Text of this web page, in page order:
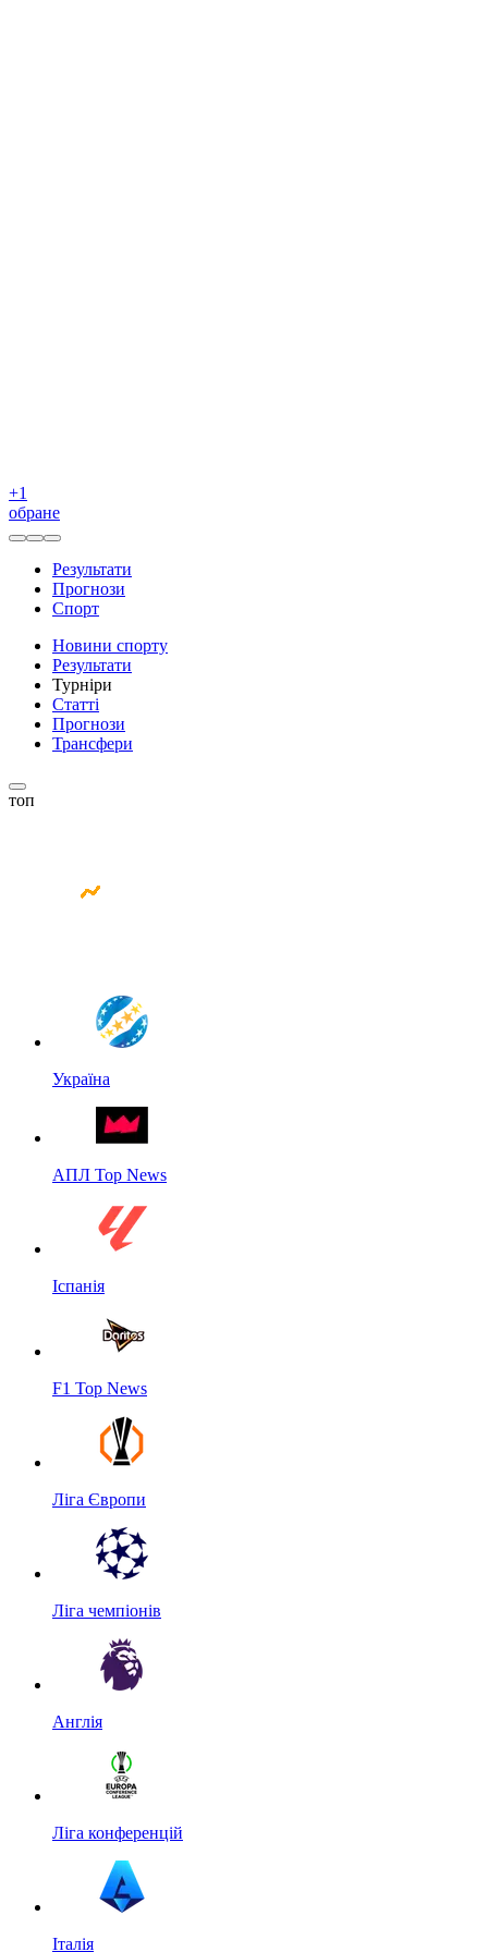
+1
обране
Результати
Прогнози
Спорт
Новини спорту
Результати
Турніри
Статті
Прогнози
Трансфери
топ
Україна
АПЛ Top News
Іспанія
F1 Top News
Ліга Європи
Ліга чемпіонів
Англія
Ліга конференцій
Італія